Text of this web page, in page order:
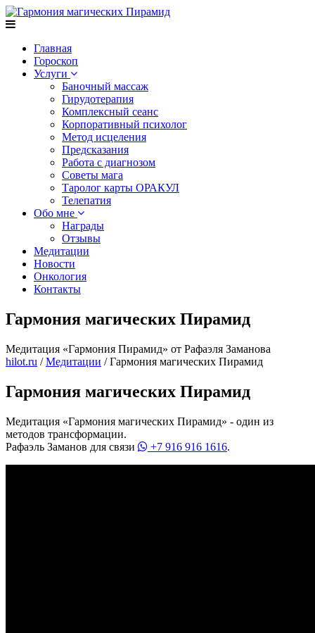
Главная
Гороскоп
Услуги
Баночный массаж
Гирудотерапия
Комплексный сеанс
Корпоративный психолог
Метод исцеления
Предсказания
Работа с диагнозом
Советы мага
Таролог карты ОРАКУЛ
Телепатия
Обо мне
Награды
Отзывы
Медитации
Новости
Онкология
Контакты
Гармония магических Пирамид
Медитация «Гармония Пирамид» от Рафаэля Заманова
hilot.ru /Медитации /Гармония магических Пирамид
Гармония магических Пирамид
Медитация «Гармония магических Пирамид» - один из
методов трансформации.
Рафаэль Заманов для связи
+7 916 916 1616.